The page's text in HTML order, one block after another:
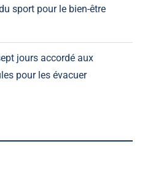
sport pour le bien-être
jours accordé aux
pour les évacuer